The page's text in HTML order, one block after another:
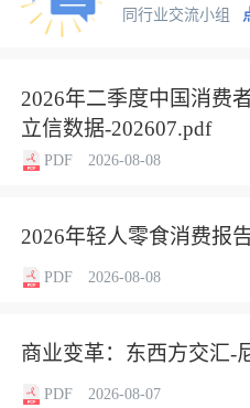
同行业交流小组
2026年二季度中国消费
立信数据-202607.pdf
PDF 2026-08-08
2026年轻人零食消费报
PDF 2026-08-08
商业变革：东西方交汇-
PDF 2026-08-07